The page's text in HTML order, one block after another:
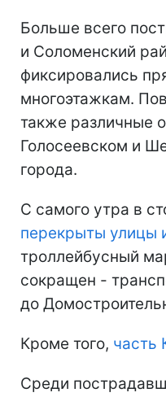
Больше всего
и Соломенский
фиксировались
многоэтажкам.
также различные
Голосеевском и
города.
С самого утра в
перекрыты улицы
троллейбусный
сокращен -
до
Кроме того, часть
Среди